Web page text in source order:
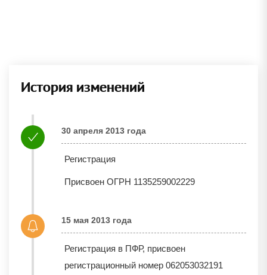
История изменений
30 апреля 2013 года
Регистрация
Присвоен ОГРН 1135259002229
15 мая 2013 года
Регистрация в ПФР, присвоен
регистрационный номер 062053032191